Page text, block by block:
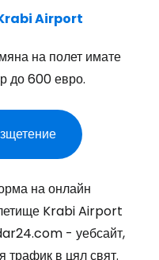
Airport
на полет имате
до 600 евро.
на онлайн
Krabi Airport
- уебсайт,
трафик в цял свят.